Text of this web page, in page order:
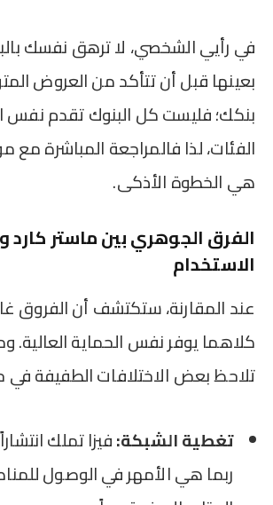
في رأيي الشخصي، لا ترهق نفسك
بعينها قبل أن تتأكد من العروض
بنكك؛ فليست كل البنوك تقدم نفس
الفئات، لذا فالمراجعة المباشرة
هي الخطوة الأذكى.
الفرق الجوهري بين ماستر كارد
الاستخدام
عند المقارنة، ستكتشف أن الفروق
كلاهما يوفر نفس الحماية العالية.
تلاحظ بعض الاختلافات الطفيفة
تغطية الشبكة:فيزا تملك
ربما هي الأمهر في الوصول